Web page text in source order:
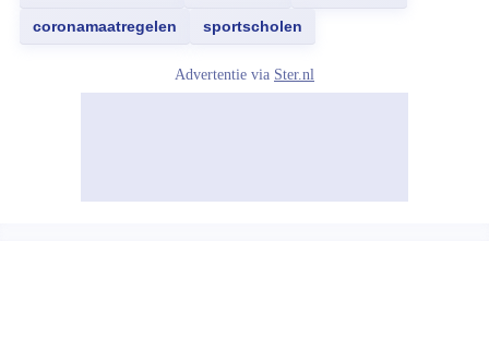
coronamaatregelen sportscholen
Advertentie via Ster.nl